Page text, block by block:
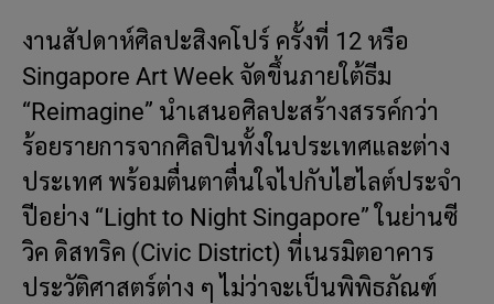
งานสัปดาห์ศิลปะสิงคโปร์ ครั้งที่ 12 หรือ
Singapore Art Week จัดขึ้นภายใต้ธีม
“Reimagine” นำเสนอศิลปะสร้างสรรค์กว่า
ร้อยรายการจากศิลปินทั้งในประเทศและต่าง
ประเทศ พร้อมตื่นตาตื่นใจไปกับไฮไลต์ประจำ
ปีอย่าง “Light to Night Singapore” ในย่านซี
วิค ดิสทริค (Civic District) ที่เนรมิตอาคาร
ประวัติศาสตร์ต่าง ๆ ไม่ว่าจะเป็นพิพิธภัณฑ์